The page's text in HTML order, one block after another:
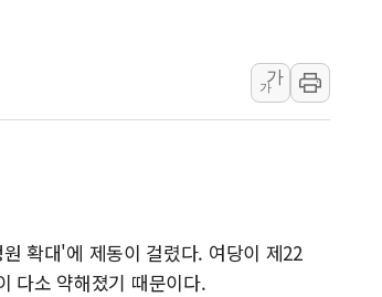
리투아니아 국방 "러, 우크라 드론으로
구광모, 내주 실리콘밸리서 젠슨 황 재
청와대, 북한 단거리 탄도미사일 발사에
가
가
확대'에 제동이 걸렸다. 여당이 제22
다소 약해졌기 때문이다.